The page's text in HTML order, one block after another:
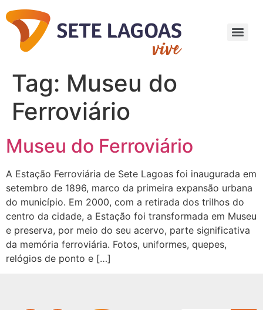
Tag: Museu do
Ferroviário
Museu do Ferroviário
A Estação Ferroviária de Sete Lagoas foi inaugurada em
setembro de 1896, marco da primeira expansão urbana
do município. Em 2000, com a retirada dos trilhos do
centro da cidade, a Estação foi transformada em Museu
e preserva, por meio do seu acervo, parte significativa
da memória ferroviária. Fotos, uniformes, quepes,
relógios de ponto e […]